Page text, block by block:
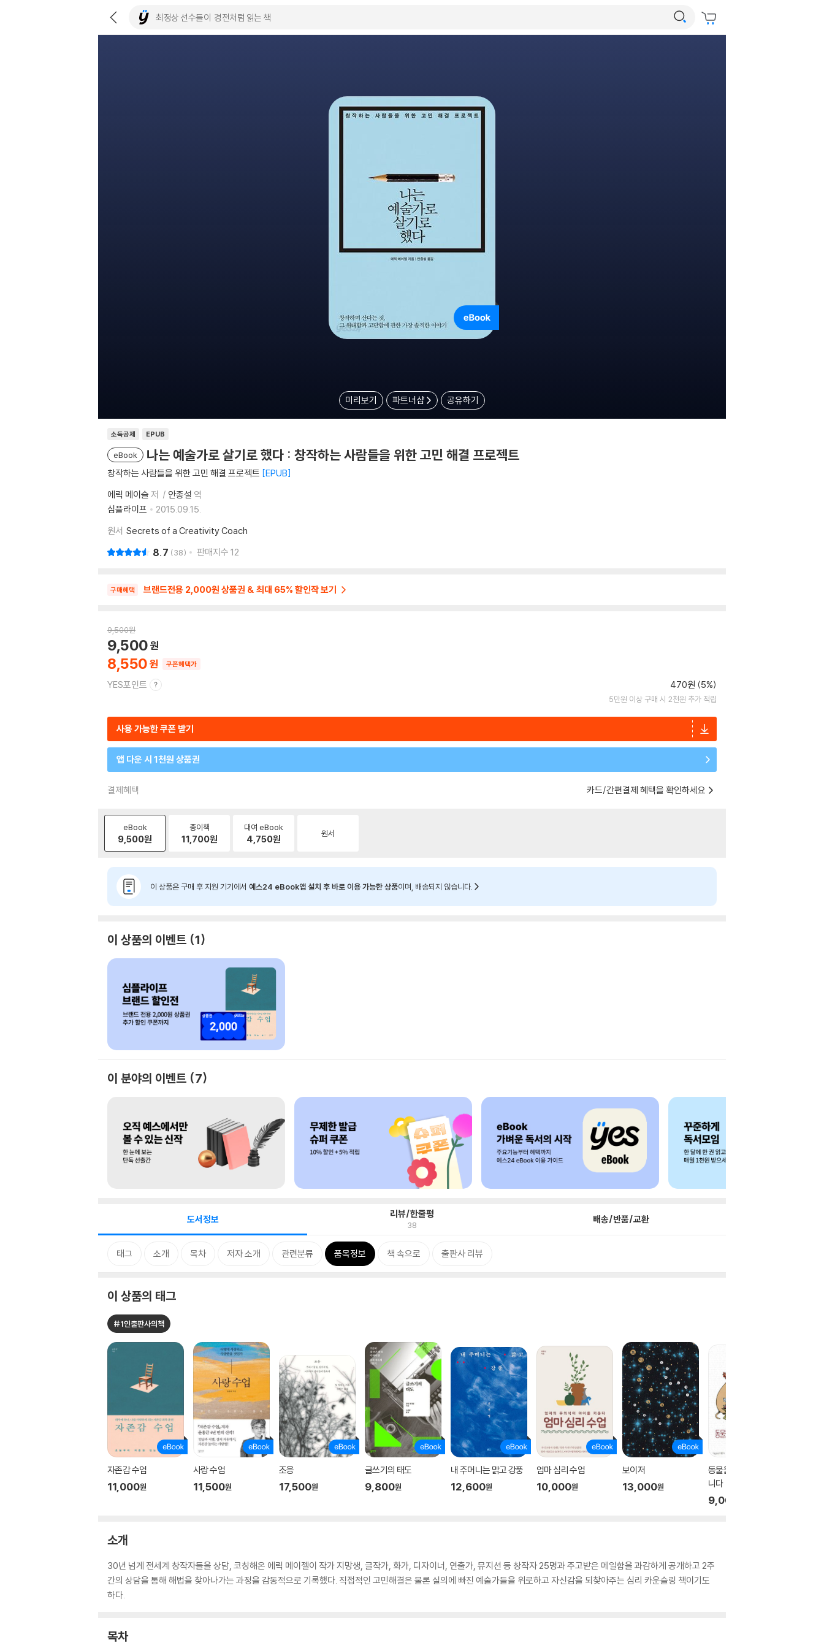
미리보기 파트너샵 공유하기
소득공제 EPUB
eBook 나는 예술가로 살기로 했다 : 창작하는 사람들을 위한 고민 해결 프로젝트
창작하는 사람들을 위한 고민 해결 프로젝트 EPUB
에릭 메이슬 저 안종설 역
심플라이프
2015.09.15.
원서 Secrets of a Creativity Coach
8.7 38 판매지수 12
구매혜택 브랜드전용 2,000원 상품권 & 최대 65% 할인작 보기
9,500원
8,550
9,500
쿠폰혜택가
YES포인트 470원 (5%)
5만원 이상 구매 시 2천원 추가 적립
사용 가능한 쿠폰 받기
앱 다운 시 1천원 상품권
결제혜택 카드/간편결제 혜택을 확인하세요
eBook
9,500원
종이책
11,700원
대여 eBook
4,750원 원서
이 상품은 구매 후 지원 기기에서 예스24 eBook앱 설치 후 바로 이용 가능한 상품이며, 배송되지 않습니다.
이 상품의 이벤트 1
이 분야의 이벤트 7
도서정보 리뷰/한줄평
38 배송/반품/교환
태그 소개 목차 저자 소개 관련분류 품목정보 책 속으로 출판사 리뷰
이 상품의 태그
#1인출판사의책
자존감 수업
11,000원
사랑 수업
11,500원
조응
17,500원
글쓰기의 태도
9,800원
내 주머니는 맑고 강풍
12,600원
엄마 심리 수업
10,000원
보이저
13,000원
동물을 위해 책을 읽습
니다
9,000
소개
30년 넘게 전세계 창작자들을 상담, 코칭해온 에릭 메이젤이 작가 지망생, 글작가, 화가, 디자이너, 연출가, 뮤지션 등 창작자 25명과 주고받은 메일함을 과감하게 공개하고 2주
간의 상담을 통해 해법을 찾아나가는 과정을 감동적으로 기록했다. 직접적인 고민해결은 물론 실의에 빠진 예술가들을 위로하고 자신감을 되찾아주는 심리 카운슬링 책이기도
하다.
목차